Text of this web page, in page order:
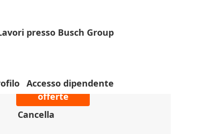
presso Busch Group
Accesso dipendente
Cancella